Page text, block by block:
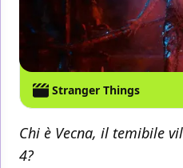
Stranger Things
Chi è Vecna, il temibile
4?